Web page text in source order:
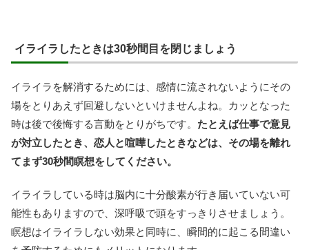
イライラしたときは30秒間目を閉じましょう
イライラを解消するためには、感情に流されないようにその
場をとりあえず回避しないといけませんよね。カッとなった
時は後で後悔する言動をとりがちです。 たとえば仕事で意見
が対立したとき、恋人と喧嘩したときなどは、その場を離れ
てまず30秒間瞑想をしてください。
イライラしている時は脳内に十分酸素が行き届いていない可
能性もありますので、深呼吸で頭をすっきりさせましょう。
瞑想はイライラしない効果と同時に、瞬間的に起こる間違い